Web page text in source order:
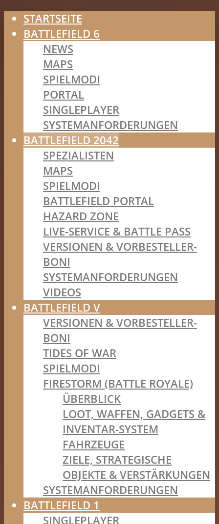
STARTSEITE
BATTLEFIELD 6
NEWS
MAPS
SPIELMODI
PORTAL
SINGLEPLAYER
SYSTEMANFORDERUNGEN
BATTLEFIELD 2042
SPEZIALISTEN
MAPS
SPIELMODI
BATTLEFIELD PORTAL
HAZARD ZONE
LIVE-SERVICE & BATTLE PASS
VERSIONEN & VORBESTELLER-
BONI
SYSTEMANFORDERUNGEN
VIDEOS
BATTLEFIELD V
VERSIONEN & VORBESTELLER-
BONI
TIDES OF WAR
SPIELMODI
FIRESTORM (BATTLE ROYALE)
ÜBERBLICK
LOOT, WAFFEN, GADGETS &
INVENTAR-SYSTEM
FAHRZEUGE
ZIELE, STRATEGISCHE
OBJEKTE & VERSTÄRKUNGEN
SYSTEMANFORDERUNGEN
BATTLEFIELD 1
SINGLEPLAYER